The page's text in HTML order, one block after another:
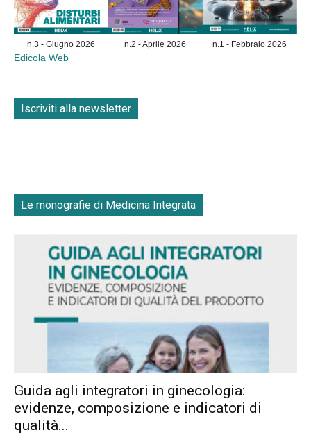
n.3 - Giugno 2026 n.2 - Aprile 2026 n.1 - Febbraio 2026
Edicola Web
Iscriviti alla newsletter
Le monografie di Medicina Integrata
Guida agli integratori in ginecologia:
evidenze, composizione e indicatori di
qualità...